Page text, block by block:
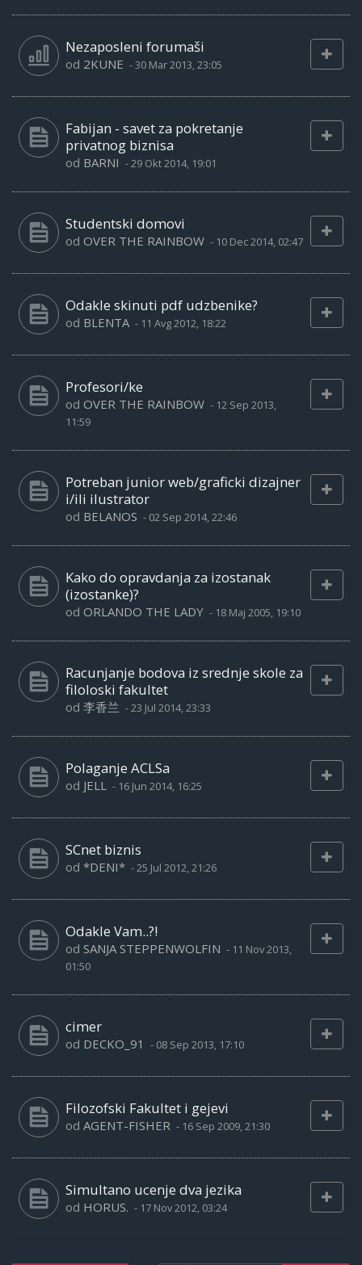
Nezaposleni forumaši
od 2KUNE -30 Mar 2013, 23:05
Fabijan - savet za pokretanje
privatnog biznisa
od BARNI -29 Okt 2014, 19:01
Studentski domovi
od OVER THE RAINBOW - 10 Dec 2014, 02:47
Odakle skinuti pdf udzbenike?
od BLENTA - 11 Avg 2012, 18:22
Profesori/ke
od OVER THE RAINBOW - 12 Sep 2013,
11:59
Potreban junior web/graficki dizajner
i/ili ilustrator
od BELANOS - 02 Sep 2014, 22:46
Kako do opravdanja za izostanak
(izostanke)?
od ORLANDO THE LADY - 18 Maj 2005, 19:10
Racunjanje bodova iz srednje skole za
filoloski fakultet
od 李香兰 -23 Jul 2014, 23:33
Polaganje ACLSa
od JELL - 16 Jun 2014, 16:25
SCnet biznis
od *DENI* -25 Jul 2012, 21:26
Odakle Vam..?!
od SANJA STEPPENWOLFIN - 11 Nov 2013,
01:50
cimer
od DECKO_91 - 08 Sep 2013, 17:10
Filozofski Fakultet i gejevi
od AGENT-FISHER - 16 Sep 2009, 21:30
Simultano ucenje dva jezika
od HORUS. - 17 Nov 2012, 03:24